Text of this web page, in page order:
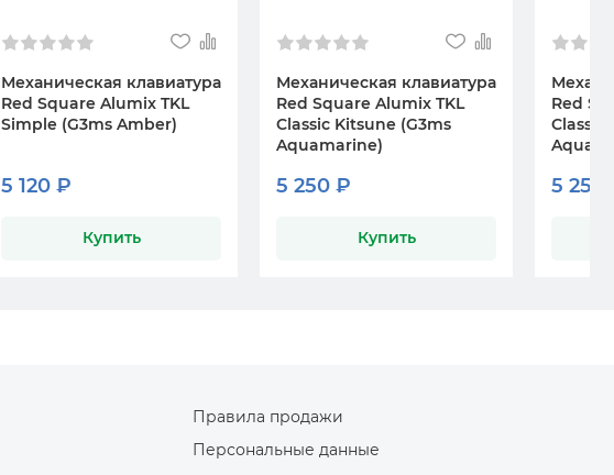
Механическая клавиатура
Red Square Alumix TKL
Simple (G3ms Amber)
5 120 ₽
Купить
Механическая клавиатура
Red Square Alumix TKL
Classic Kitsune (G3ms
Aquamarine)
5 250 ₽
Купить
Red
Classic
5 250
Правила продажи
Персональные данные